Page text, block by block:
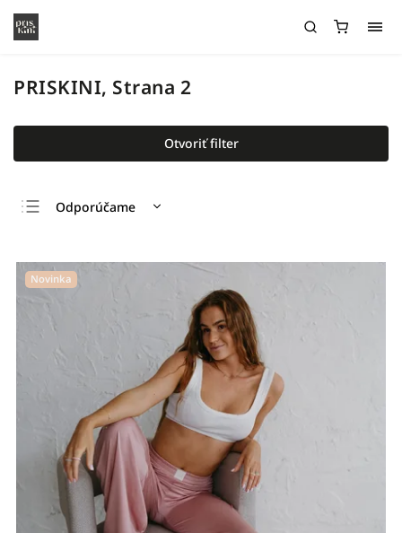
PRISKINI, Strana 2
Otvoriť filter
Odporúčame
Najdrahšie
Najpredávanejšie
Novinka